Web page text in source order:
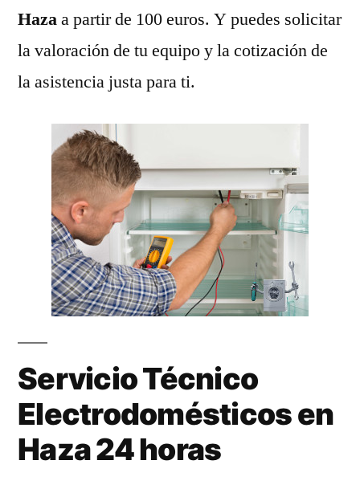
Hazaa partir de 100 euros. Y puedes solicitar
la valoración de tu equipo y la cotización de
la asistencia justa para ti.
Servicio Técnico
Electrodomésticos en
Haza 24 horas